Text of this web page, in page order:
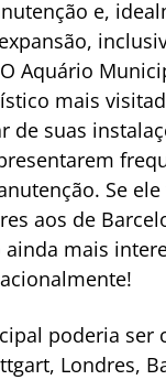
e,
Aquário
mais
de suas
Se ele
aos de
mais
poderia ser
Londres,